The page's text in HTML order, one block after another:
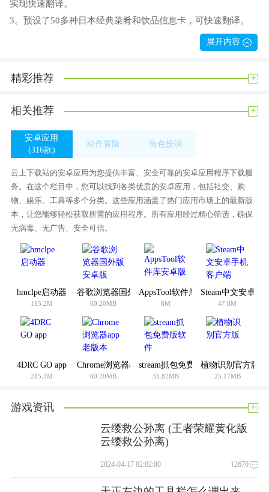
实现快速翻译。
3。预设了50多种日本经典菜肴和饮品信息卡，可快速翻译。
4。它有许多常见场景的翻译，使用户可以快速和实用。
1。它可以用多种方式翻译，包括语音、文本和信息卡！
语音的文字和语音。
3。【文本到文本的翻译】您可以将输入的文本翻译成相应的文
本并自动播放翻译后的语音！
日本旅游翻译分数
支持三种翻译方式:语音输入、文本输入和点击信息卡！如果有
需要的朋友赶紧下载吧！
用户好评度:93%
你怎么想呢?我觉得这个手机软件很好用。请分享给你的朋友:
展开内容
精彩推荐 +
相关推荐 +
安卓应用
(316款)
动作冒险
角色扮演
云上下载站的安卓应用为您提供丰富、安全可靠的安卓应用程序下载服
务。在这个栏目中，您可以找到各类优质的安卓应用，包括社交、购
物、娱乐、工具等多个分类。这些应用涵盖了热门应用市场上的最新版
本，让您能够轻松获取所需的应用程序。所有应用经过精心筛选，确保
无病毒、无广告、安全可信。
hmclpe启动器
115.2M
谷歌浏览器国外版安卓版
60.20MB
AppsTool软件库安卓版
8M
Steam中文安卓手
47.8M
4DRC GO app
215.3M
Chrome浏览器app老版本
60.20MB
stream抓包免费版软件
33.82MB
植物识别官方版
25.17MB
游戏资讯 +
云缨救公孙离 (王者荣耀黄化版
云缨救公孙离)
2024-04-17 02:02:00 12670